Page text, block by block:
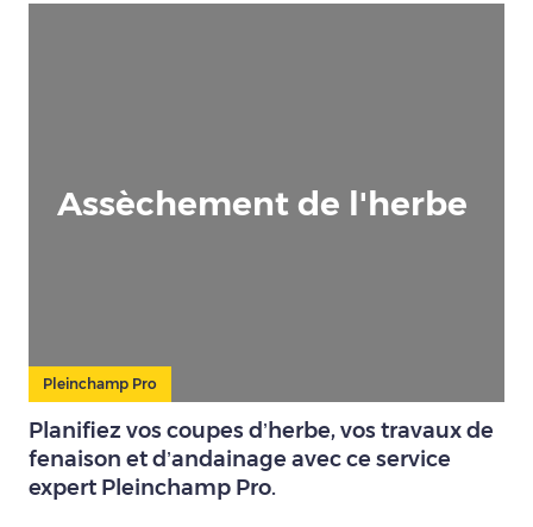
Assèchement de l'herbe
Pleinchamp Pro
Planifiez vos coupes d’herbe, vos travaux de
fenaison et d’andainage avec ce service
expert Pleinchamp Pro.